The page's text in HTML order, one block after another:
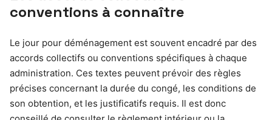
conventions à connaître
Le jour pour déménagement est souvent encadré par des
accords collectifs ou conventions spécifiques à chaque
administration. Ces textes peuvent prévoir des règles
précises concernant la durée du congé, les conditions de
son obtention, et les justificatifs requis. Il est donc